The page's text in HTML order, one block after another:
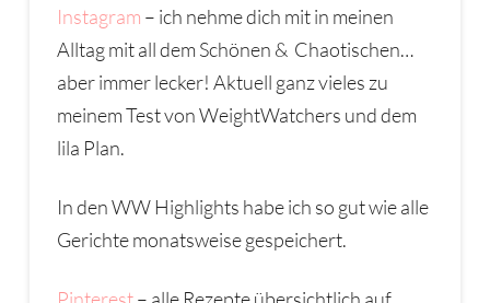
Instagram – ich nehme dich mit in meinen
Alltag mit all dem Schönen & Chaotischen…
aber immer lecker! Aktuell ganz vieles zu
meinem Test von WeightWatchers und dem
lila Plan.
In den WW Highlights habe ich so gut wie alle
Gerichte monatsweise gespeichert.